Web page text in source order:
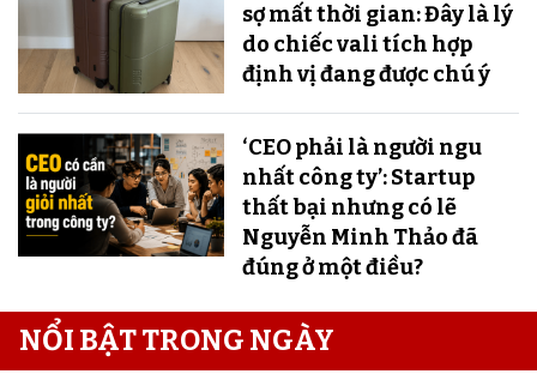
sợ mất thời gian: Đây là lý
do chiếc vali tích hợp
định vị đang được chú ý
‘CEO phải là người ngu
nhất công ty’: Startup
thất bại nhưng có lẽ
Nguyễn Minh Thảo đã
đúng ở một điều?
NỔI BẬT TRONG NGÀY